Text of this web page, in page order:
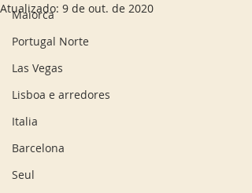
Maiorca
Portugal Norte
Las Vegas
Lisboa e arredores
Italia
Barcelona
Seul
Atualizado: 9 de out. de 2020